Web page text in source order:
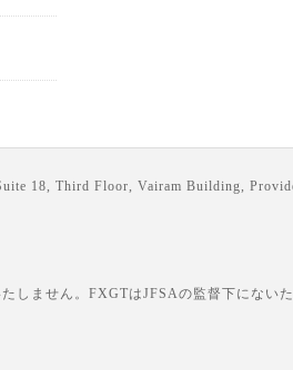
18, Third Floor, Vairam Building,
しません。FXGTはJFSAの監督下にない